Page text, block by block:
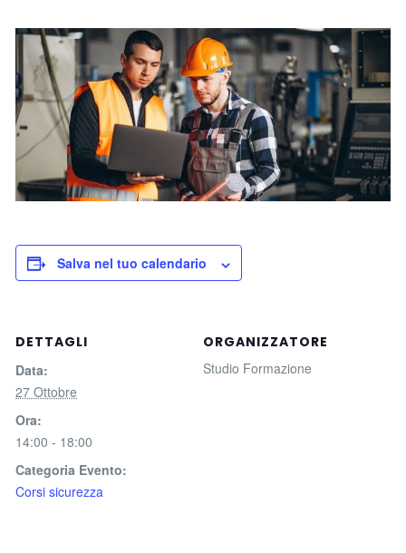
Salva nel tuo calendario
DETTAGLI
Data:
27 Ottobre
Ora:
14:00 - 18:00
Categoria Evento:
Corsi sicurezza
ORGANIZZATORE
Studio Formazione